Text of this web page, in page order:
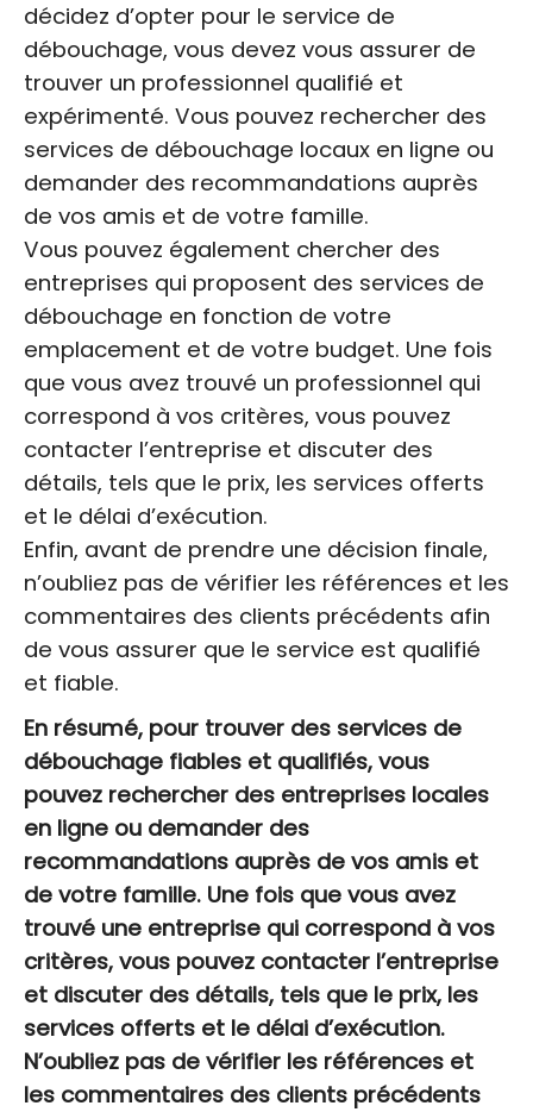
décidez d’opter pour le service de
débouchage, vous devez vous assurer de
trouver un professionnel qualifié et
expérimenté. Vous pouvez rechercher des
services de débouchage locaux en ligne ou
demander des recommandations auprès
de vos amis et de votre famille.
Vous pouvez également chercher des
entreprises qui proposent des services de
débouchage en fonction de votre
emplacement et de votre budget. Une fois
que vous avez trouvé un professionnel qui
correspond à vos critères, vous pouvez
contacter l’entreprise et discuter des
détails, tels que le prix, les services offerts
et le délai d’exécution.
Enfin, avant de prendre une décision finale,
n’oubliez pas de vérifier les références et les
commentaires des clients précédents afin
de vous assurer que le service est qualifié
et fiable.
En résumé, pour trouver des services de
débouchage fiables et qualifiés, vous
pouvez rechercher des entreprises locales
en ligne ou demander des
recommandations auprès de vos amis et
de votre famille. Une fois que vous avez
trouvé une entreprise qui correspond à vos
critères, vous pouvez contacter l’entreprise
et discuter des détails, tels que le prix, les
services offerts et le délai d’exécution.
N’oubliez pas de vérifier les références et
les commentaires des clients précédents